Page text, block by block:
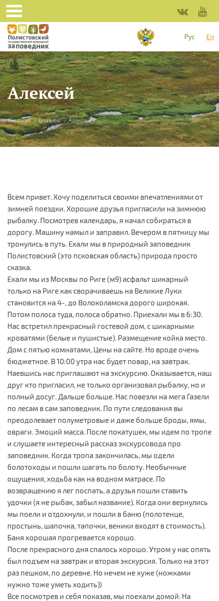
Skip to main content
Рус
En
Алексей
You are here
Главная » Отзывы » Алексей
Всем привет. Хочу поделиться своими впечатлениями от
зимней поездки. Хорошие друзья пригласили на зимнюю
рыбалку. Посмотрев календарь, я начал собираться в
дорогу. Машину намыл и заправил. Вечером в пятницу мы
тронулись в путь. Ехали мы в природный заповедник
Полистовский (это псковская область) природа просто
сказка.
Ехали мы из Москвы по Риге (м9) асфальт шикарный
только на Риге как сворачиваешь на Великие Луки
становится на 4-, до Волоколамска дорого широкая.
Потом полоса туда, полоса обратно. Приехали мы в 6:30.
Нас встретил прекрасный гостевой дом, с шикарными
кроватями (белые и пушистые). Размещение койка место.
Дом с пятью комнатами, Цены на сайте. Но вроде очень
бюджетное. В 10:00 утра нас будет повар, на завтрак.
Наевшись нас приглашают на экскурсию. Оказывается, наш
друг кто пригласил, не только организовал рыбалку, но и
полный досуг. Дальше больше. Нас повезли на мега Газели
по лесам в сам заповедник. По пути следования вы
преодолевает полуметровые и даже больше броды, ямы,
овраги. Эмоций масса. После покатушек, мы идем по тропе
и слушаете интересный рассказ экскурсовода про
заповедник. Когда тропа закончилась, мы одели
болотоходы и пошли шагать по болоту. Необычные
ощущения, ходьба как на водном матрасе. По
возвращению я лег поспать, а друзья пошли ставить
удочки (я не рыбак, забыл название). Когда они вернулись
мы поели и отдохнули, и пошли в баню (полотенце,
простынь, шапочка, тапочки, веники входят в стоимость).
Баня хорошая прогревается хорошо.
После прекрасного дня спалось хорошо. Утром у нас опять
был подъем на завтрак и вторая экскурсия. Только на этот
раз пешком, по деревне. Но нечем не хуже (ножками
нужно тоже уметь ходить))
Все посмотрев и себя показав, мы поехали домой. На